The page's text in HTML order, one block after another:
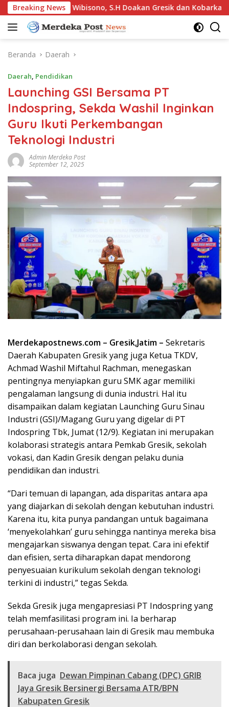
Langsung
ke
konten
Breaking News
Bahari Wibisono, S.H Doakan Gresik dan Kobarkan
Beranda Daerah
Daerah, Pendidikan
Launching GSI Bersama PT
Indospring, Sekda Washil Inginkan
Guru Ikuti Perkembangan
Teknologi Industri
Admin Merdeka Post
September 12, 2025
Merdekapostnews.com – Gresik,Jatim – Sekretaris
Daerah Kabupaten Gresik yang juga Ketua TKDV,
Achmad Washil Miftahul Rachman, menegaskan
pentingnya menyiapkan guru SMK agar memiliki
pengalaman langsung di dunia industri. Hal itu
disampaikan dalam kegiatan Launching Guru Sinau
Industri (GSI)/Magang Guru yang digelar di PT
Indospring Tbk, Jumat (12/9). Kegiatan ini merupakan
kolaborasi strategis antara Pemkab Gresik, sekolah
vokasi, dan Kadin Gresik dengan pelaku dunia
pendidikan dan industri.
“Dari temuan di lapangan, ada disparitas antara apa
yang diajarkan di sekolah dengan kebutuhan industri.
Karena itu, kita punya pandangan untuk bagaimana
‘menyekolahkan’ guru sehingga nantinya mereka bisa
mengajarkan siswanya dengan tepat. Cara ini efektif
dan efisien, serta diharapkan dapat mendorong
penyesuaian kurikulum sekolah dengan teknologi
terkini di industri,” tegas Sekda.
Sekda Gresik juga mengapresiasi PT Indospring yang
telah memfasilitasi program ini. Ia berharap
perusahaan-perusahaan lain di Gresik mau membuka
diri dan berkolaborasi dengan sekolah.
Baca juga Dewan Pimpinan Cabang (DPC) GRIB
Jaya Gresik Bersinergi Bersama ATR/BPN
Kabupaten Gresik